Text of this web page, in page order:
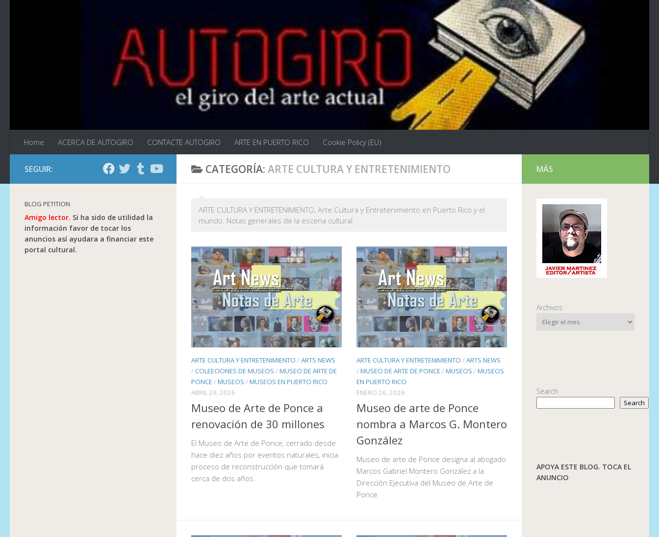
Home ACERCA DE AUTOGIRO CONTACTE AUTOGIRO ARTE EN PUERTO RICO Cookie Policy (EU)
CATEGORÍA: ARTE CULTURA Y ENTRETENIMIENTO
ARTE CULTURA Y ENTRETENIMIENTO, Arte Cultura y Entretenimiento en Puerto Rico y el
mundo. Notas generales de la escena cultural
ARTE CULTURA Y ENTRETENIMIENTO /ARTS NEWS
/COLEECIONES DE MUSEOS /MUSEO DE ARTE DE
PONCE /MUSEOS /MUSEOS EN PUERTO RICO
ABRIL 29, 2026
Museo de Arte de Ponce a
renovación de 30 millones
El Museo de Arte de Ponce, cerrado desde
hace diez años por eventos naturales, inicia
proceso de reconstrucción que tomará
cerca de dos años.
ARTE CULTURA Y ENTRETENIMIENTO /ARTS NEWS
/MUSEO DE ARTE DE PONCE /MUSEOS /MUSEOS
EN PUERTO RICO
ENERO 26, 2026
Museo de arte de Ponce
nombra a Marcos G. Montero
González
Museo de arte de Ponce designa al abogado
Marcos Gabriel Montero González a la
Dirección Ejecutiva del Museo de Arte de
Ponce
SEGUIR:
BLOG PETITION
Amigo lector. Si ha sido de utilidad la
información favor de tocar los
anuncios así ayudara a financiar este
portal cultural.
MÁS
Archivos
Search
Search
APOYA ESTE BLOG. TOCA EL
ANUNCIO